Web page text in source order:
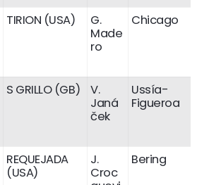
TIRION (USA)
G.
Made
ro
Chicago
S GRILLO (GB)
V.
Janá
ček
Ussía-
Figueroa
REQUEJADA
(USA)
J.
Croc
Bering